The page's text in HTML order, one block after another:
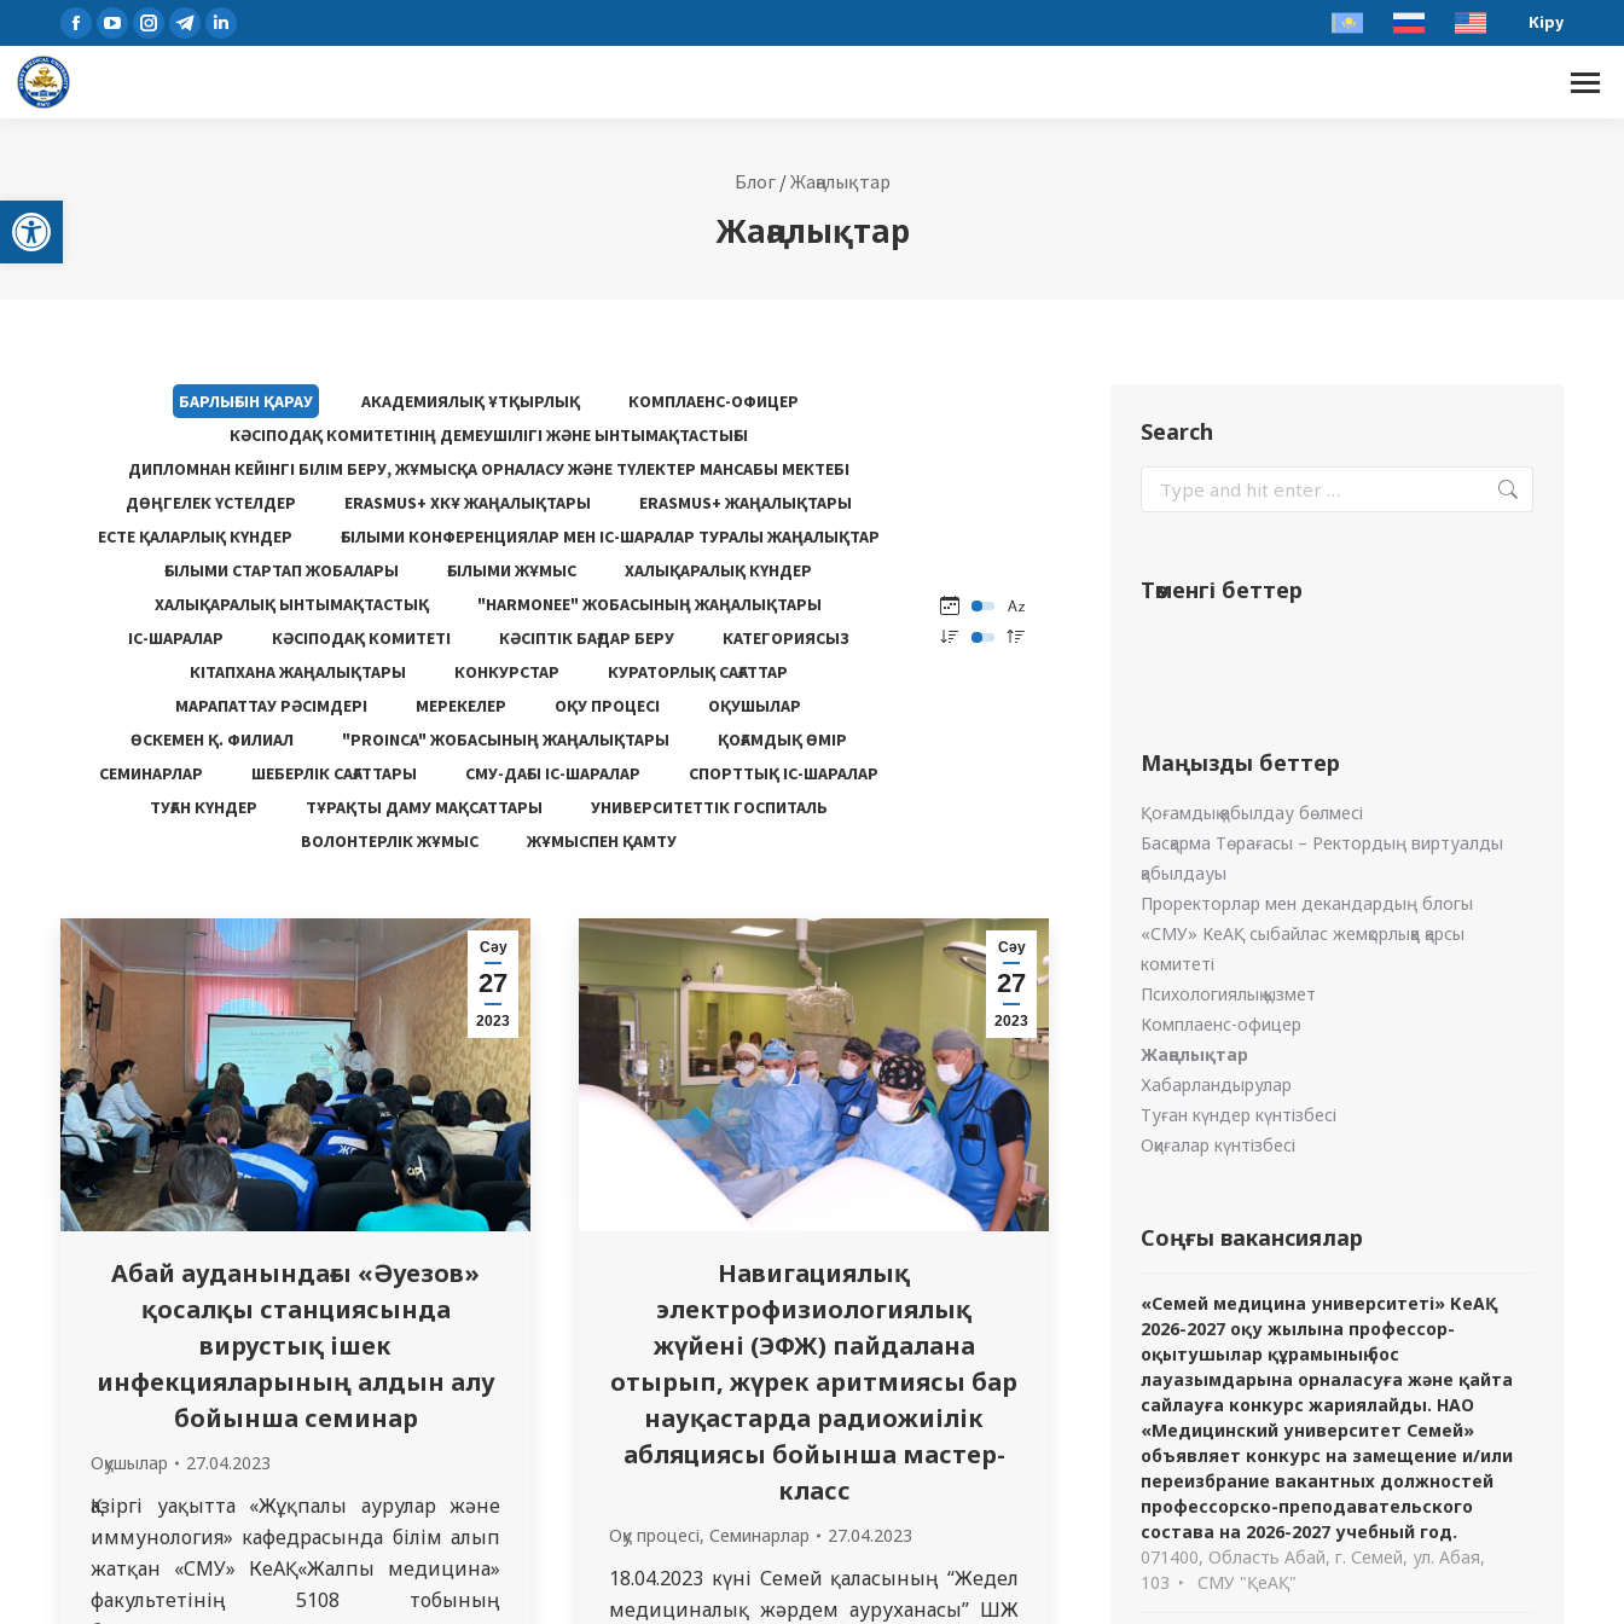
Open toolbar
Кіру
Блог/Жаңалықтар
Жаңалықтар
БАРЛЫҒЫН ҚАРАУ АКАДЕМИЯЛЫҚ ҰТҚЫРЛЫҚ
КОМПЛАЕНС-ОФИЦЕР
КӘСІПОДАҚ КОМИТЕТІНІҢ ДЕМЕУШІЛІГІ ЖӘНЕ ЫНТЫМАҚТАСТЫҒЫ
ДИПЛОМНАН КЕЙІНГІ БІЛІМ БЕРУ, ЖҰМЫСҚА ОРНАЛАСУ ЖƏНЕ ТҮЛЕКТЕР МАНСАБЫ МЕКТЕБІ
ДӨҢГЕЛЕК ҮСТЕЛДЕР
ERASMUS+ ХКҰ ЖАҢАЛЫҚТАРЫ
ERASMUS+ ЖАҢАЛЫҚТАРЫ
ЕСТЕ ҚАЛАРЛЫҚ КҮНДЕР
ҒЫЛЫМИ КОНФЕРЕНЦИЯЛАР МЕН ІС-ШАРАЛАР ТУРАЛЫ ЖАҢАЛЫҚТАР
ҒЫЛЫМИ СТАРТАП ЖОБАЛАРЫ
ҒЫЛЫМИ ЖҰМЫС
ХАЛЫҚАРАЛЫҚ КҮНДЕР
ХАЛЫҚАРАЛЫҚ ЫНТЫМАҚТАСТЫҚ
"HARMONEE" ЖОБАСЫНЫҢ ЖАҢАЛЫҚТАРЫ
ІС-ШАРАЛАР
КӘСІПОДАҚ КОМИТЕТІ КӘСІПТІК БАҒДАР БЕРУ
КАТЕГОРИЯСЫЗ
КІТАПХАНА ЖАҢАЛЫҚТАРЫ
КОНКУРСТАР
КУРАТОРЛЫҚ САҒАТТАР
МАРАПАТТАУ РӘСІМДЕРІ
МЕРЕКЕЛЕР ОҚУ ПРОЦЕСІ
ОҚУШЫЛАР
ӨСКЕМЕН Қ. ФИЛИАЛ
"PROINCA" ЖОБАСЫНЫҢ ЖАҢАЛЫҚТАРЫ
ҚОҒАМДЫҚ ӨМІР
СЕМИНАРЛАР
ШЕБЕРЛІК САҒАТТАРЫ СМУ-ДАҒЫ ІС-ШАРАЛАР
СПОРТТЫҚ ІС-ШАРАЛАР
ТУҒАН КҮНДЕР
ТҰРАҚТЫ ДАМУ МАҚСАТТАРЫ
УНИВЕРСИТЕТТІК ГОСПИТАЛЬ
ВОЛОНТЕРЛІК ЖҰМЫС
ЖҰМЫСПЕН ҚАМТУ
Сәу
27
2023
Абай ауданындағы «Әуезов»
қосалқы станциясында
вирустық ішек
инфекцияларының алдын алу
бойынша семинар
Оқушылар 27.04.2023
Қазіргі уақытта «Жұқпалы аурулар және
иммунология» кафедрасында білім алып
жатқан «СМУ» КеАҚ «Жалпы медицина»
факультетінің 5108 тобының
Сәу
27
2023
Навигациялық
электрофизиологиялық
жүйені (ЭФЖ) пайдалана
отырып, жүрек аритмиясы бар
науқастарда радиожиілік
абляциясы бойынша мастер-
класс
Оқу процесі, Семинарлар 27.04.2023
18.04.2023 күні Семей қаласының “Жедел
медициналық жәрдем ауруханасы” ШЖҚ
Search
Төменгі беттер
Маңызды беттер
Қоғамдық қабылдау бөлмесі
Басқарма Төрағасы – Ректордың виртуалды
қабылдауы
Проректорлар мен декандардың блогы
«СМУ» КеАҚ сыбайлас жемқорлыққа қарсы
комитеті
Психологиялық қызмет
Комплаенс-офицер
Жаңалықтар
Хабарландырулар
Туған күндер күнтізбесі
Оқиғалар күнтізбесі
Соңғы вакансиялар
«Семей медицина университеті» КеАҚ
2026-2027 оқу жылына профессор-
оқытушылар құрамының бос
лауазымдарына орналасуға және қайта
сайлауға конкурс жариялайды. НАО
«Медицинский университет Семей»
объявляет конкурс на замещение и/или
переизбрание вакантных должностей
профессорско-преподавательского
состава на 2026-2027 учебный год.
071400, Область Абай, г. Семей, ул. Абая,
103
СМУ "ҚеАҚ"